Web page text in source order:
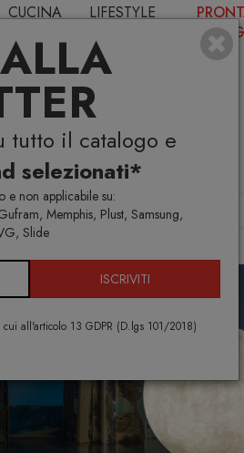
tutto il catalogo e
selezionati*
non applicabile su:
Memphis, Plust, Samsung,
Slide
ISCRIVITI
all'articolo 13 GDPR (D.lgs 101/2018)
CUCINA LIFESTYLE